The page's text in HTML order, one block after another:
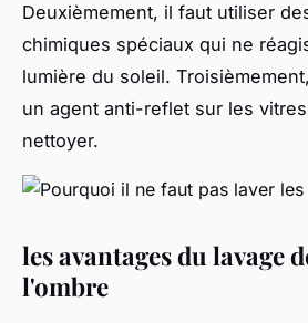
Deuxièmement, il faut utiliser
chimiques spéciaux qui ne
lumière du soleil.
un agent anti-reflet sur les
nettoyer.
les avantages du lavage
l'ombre